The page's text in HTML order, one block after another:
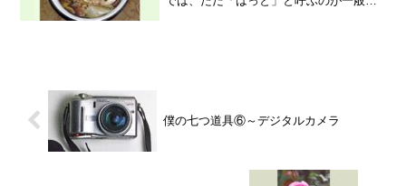
僕の七つ道具⑥～デジタルカメラ